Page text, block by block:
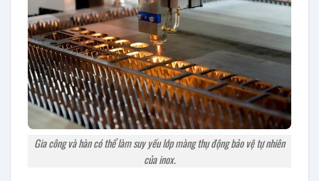
Gia công và hàn có thể làm suy yếu lớp màng thụ động bảo vệ tự nhiên
của inox.